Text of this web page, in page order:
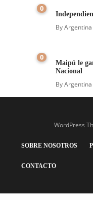
0
ByArgentina
0
Maipú le
Nacional
ByArgentina
WordPress
SOBRE NOSOTROS
CONTACTO